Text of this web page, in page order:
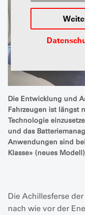
Die Entwicklung und
Fahrzeugen ist längst
Technologie
und das
Anwendungen sind
Klasse» (neues
Die Achillesferse
nach wie vor der